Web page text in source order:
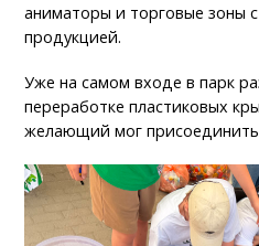
аниматоры и торговые зоны с
продукцией.
Уже на самом входе в парк
переработке пластиковых
желающий мог